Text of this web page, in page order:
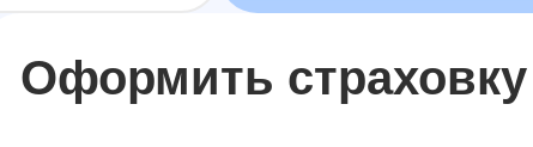
Оформить страховку